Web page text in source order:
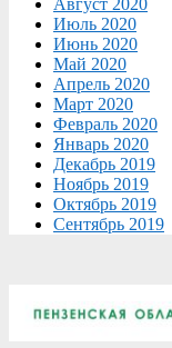
Август 2020
Июль 2020
Июнь 2020
Май 2020
Апрель 2020
Март 2020
Февраль 2020
Январь 2020
Декабрь 2019
Ноябрь 2019
Октябрь 2019
Сентябрь 2019